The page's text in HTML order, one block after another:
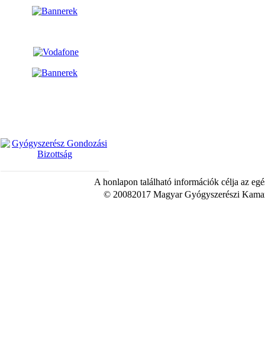
A honlapon található információk célja az
© 20082017 Magyar Gyógyszerészi